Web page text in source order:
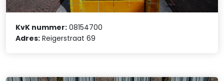
KvK nummer: 08154700
Adres: Reigerstraat 69